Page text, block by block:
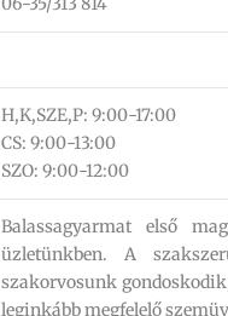
H,K,SZE,P: 9:00-17:00
CS: 9:00-13:00
SZO: 9:00-12:00
Balassagyarmat első
üzletünkben. A
szakorvosunk
leginkább megfelelő